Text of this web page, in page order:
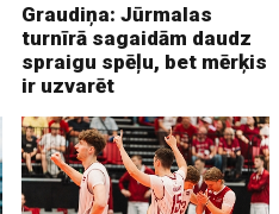
Graudiņa: Jūrmalas
turnīrā sagaidām daudz
spraigu spēļu, bet mērķis
ir uzvarēt